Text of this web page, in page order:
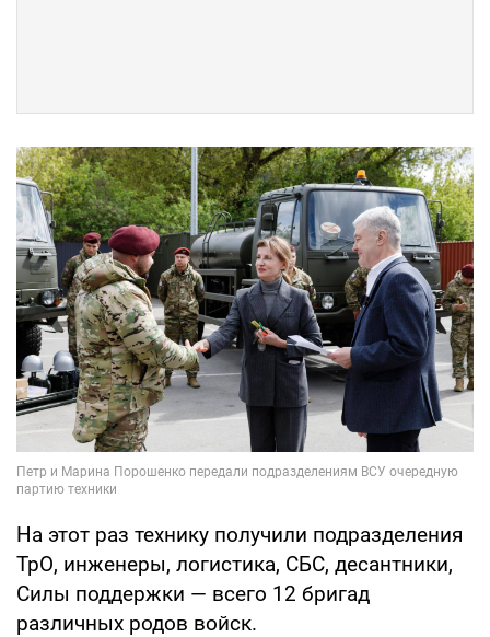
На этот раз технику получили подразделения
ТрО, инженеры, логистика, СБС, десантники,
Силы поддержки — всего 12 бригад
различных родов войск.